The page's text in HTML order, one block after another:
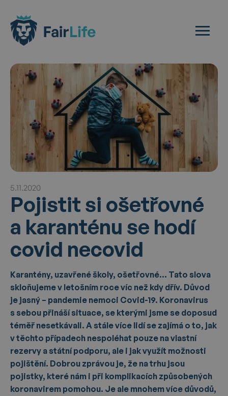
5.11.2020
Pojistit si ošetřovné
a karanténu se hodí
covid necovid
Karantény, uzavřené školy, ošetřovné… Tato slova
skloňujeme v letošním roce víc než kdy dřív. Důvod
je jasný – pandemie nemoci Covid-19. Koronavirus
s sebou přináší situace, se kterými jsme se doposud
téměř nesetkávali. A stále více lidí se zajímá o to, jak
v těchto případech nespoléhat pouze na vlastní
rezervy a státní podporu, ale i jak využít možnosti
pojištění. Dobrou zprávou je, že na trhu jsou
pojistky, které nám i při komplikacích způsobených
koronavirem pomohou. Je ale mnohem více důvodů,